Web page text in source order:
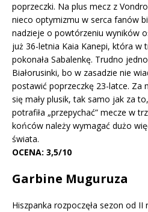
poprzeczki. Na plus mecz z
nieco optymizmu w serca fanów
nadzieje o powtórzeniu wyników
już 36-letnia Kaia Kanepi, która w
pokonała Sabalenkę. Trudno
Białorusinki, bo w zasadzie nie
postawić poprzeczkę 23-latce. Za
się mały plusik, tak samo jak za
potrafiła „przepychać” mecze w
końców należy wymagać dużo
świata.
OCENA: 3,5/10
Garbine Muguruza
Hiszpanka rozpoczęła sezon od II